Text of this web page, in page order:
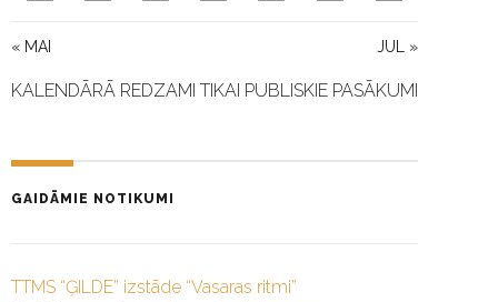
« MAI JUL »
KALENDĀRĀ REDZAMI TIKAI PUBLISKIE PASĀKUMI
GAIDĀMIE NOTIKUMI
TTMS “ĢILDE” izstāde “Vasaras ritmi”